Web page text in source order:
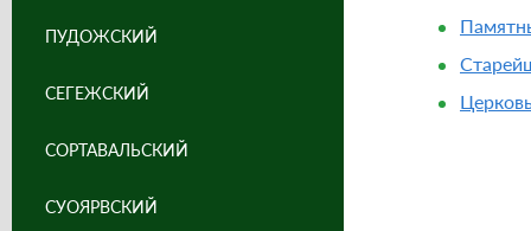
ПУДОЖСКИЙ
СЕГЕЖСКИЙ
СОРТАВАЛЬСКИЙ
СУОЯРВСКИЙ